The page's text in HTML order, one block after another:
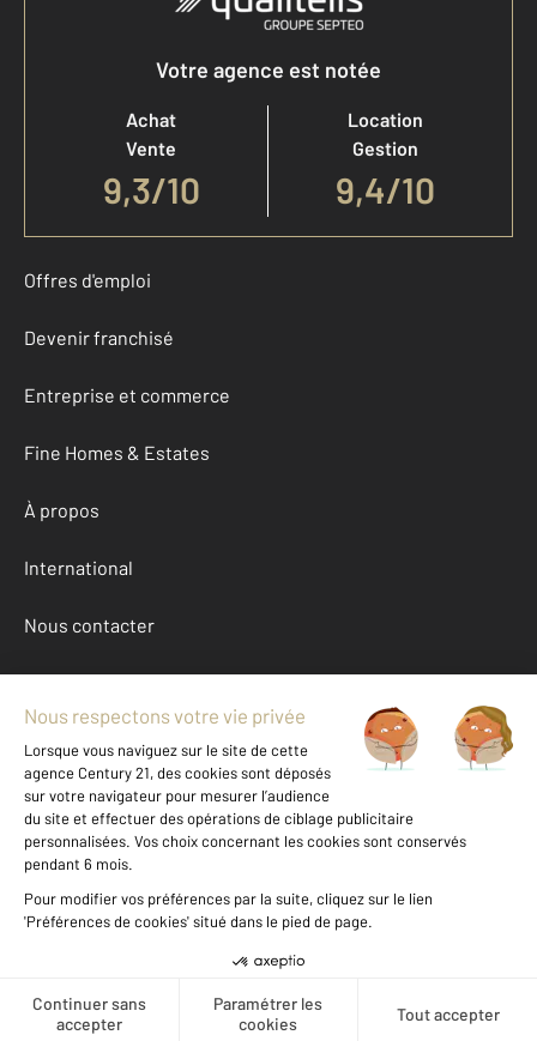
Téléphoner
Votre agence est notée
Achat
Vente
9,3/10
Location
Gestion
9,4/10
Offres d'emploi
Devenir franchisé
Entreprise et commerce
Fine Homes & Estates
À propos
International
Nous contacter
Mentions légales & CGU et Barèmes d'honoraires
Données personnelles
Gestionnaire des cookies
Location appartement autour de ST GIRONS (09200)